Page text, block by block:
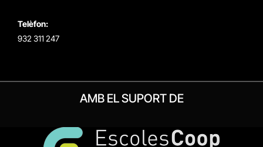
Telèfon:
932 311 247
AMB EL SUPORT DE